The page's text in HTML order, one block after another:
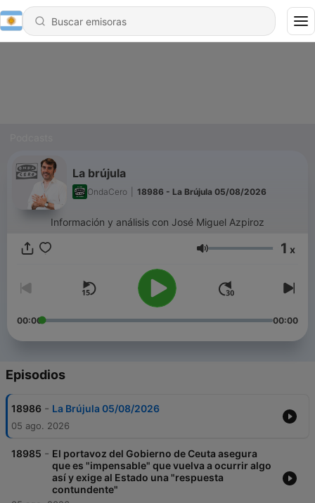
La brújula
OndaCero 18986 - La Brújula 05/08/2026
Información y análisis con José Miguel Azpiroz
Volumen 1 x
00:00 00:00
Episodios
18986 - La Brújula 05/08/2026
05 ago. 2026
18985 - El portavoz del Gobierno de Ceuta asegura
que es "impensable" que vuelva a ocurrir algo
así y exige al Estado una "respuesta
contundente"